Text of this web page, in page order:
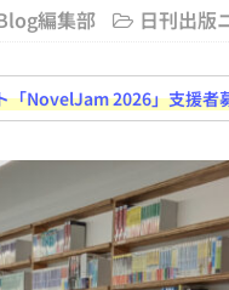
とめ＆コラム #726（2026年7
ンテンツの識別表示を義務化な
グラミング教育にAI活用方針な
Blogに拡張検索生成（RAG）
編集部 日刊出版
「NovelJam 2026」支援者